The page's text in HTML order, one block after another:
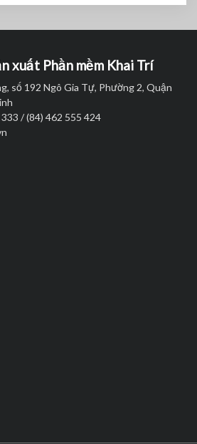
xuất Phần mềm Khai Trí
số 192 Ngô Gia Tự, Phường 2, Quận
/ (84) 462 555 424